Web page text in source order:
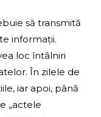
să transmită
informații.
loc întâlniri
În zilele de
iar apoi, până
„actele